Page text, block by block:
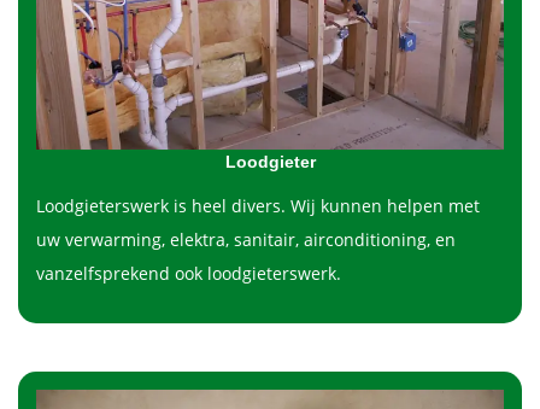
Loodgieter
Loodgieterswerk is heel divers. Wij kunnen helpen met
uw verwarming, elektra, sanitair, airconditioning, en
vanzelfsprekend ook loodgieterswerk.